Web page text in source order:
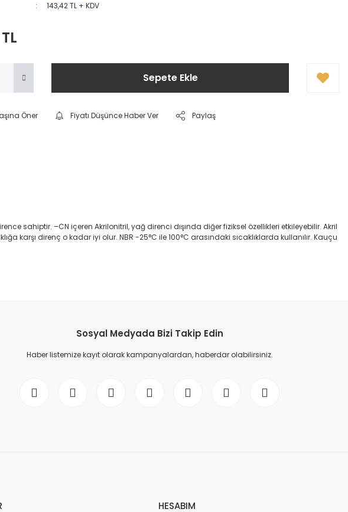
143,42 TL + KDV
Sepete Ekle
Öner Fiyatı Düşünce Haber Ver Paylaş
sahiptir. –CN içeren Akrilonitril, yağ direnci dışında diğer fiziksel özellikleri etkileyebilir. Akril
karşı direnç o kadar iyi olur. NBR -25°C ile 100°C arasındaki sıcaklıklarda kullanılır. Kauçu
Sosyal Medyada Bizi Takip Edin
Haber listemize kayıt olarak kampanyalardan, haberdar olabilirsiniz.
HESABIM